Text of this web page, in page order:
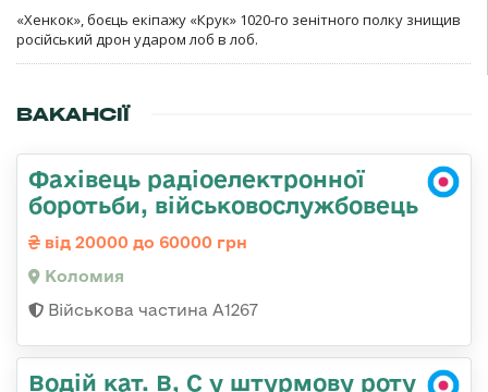
«Хенкок», боєць екіпажу «Крук» 1020-го зенітного полку знищив
російський дрон ударом лоб в лоб.
ВАКАНСІЇ
Фахівець радіоелектронної
боротьби, військовослужбовець
від 20000 до 60000 грн
Коломия
Військова частина А1267
Водій кат. В, С у штурмову роту